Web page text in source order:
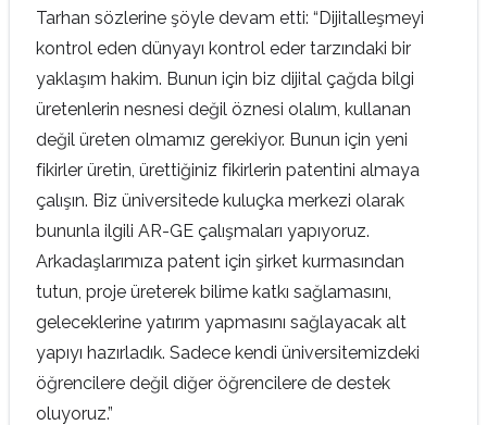
Tarhan sözlerine şöyle devam etti: “Dijitalleşmeyi
kontrol eden dünyayı kontrol eder tarzındaki bir
yaklaşım hakim. Bunun için biz dijital çağda bilgi
üretenlerin nesnesi değil öznesi olalım, kullanan
değil üreten olmamız gerekiyor. Bunun için yeni
fikirler üretin, ürettiğiniz fikirlerin patentini almaya
çalışın. Biz üniversitede kuluçka merkezi olarak
bununla ilgili AR-GE çalışmaları yapıyoruz.
Arkadaşlarımıza patent için şirket kurmasından
tutun, proje üreterek bilime katkı sağlamasını,
geleceklerine yatırım yapmasını sağlayacak alt
yapıyı hazırladık. Sadece kendi üniversitemizdeki
öğrencilere değil diğer öğrencilere de destek
oluyoruz.”